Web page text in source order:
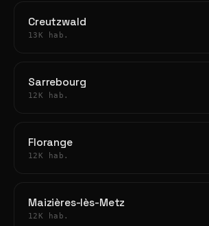
Creutzwald
13K hab.
Sarrebourg
12K hab.
Florange
12K hab.
Maizières-lès-Metz
12K hab.